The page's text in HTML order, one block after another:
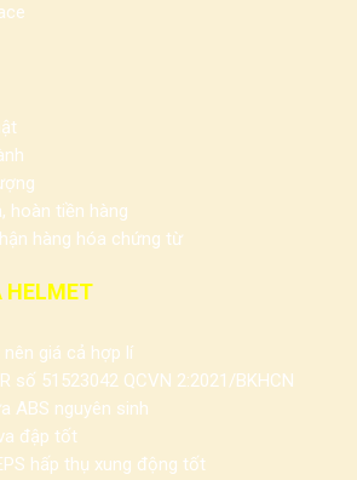
hoàn tiền hàng
hàng hóa chứng từ
HELMET
giá cả hợp lí
số 51523042 QCVN 2:2021/BKHCN
ABS nguyên sinh
đập tốt
hấp thụ xung động tốt